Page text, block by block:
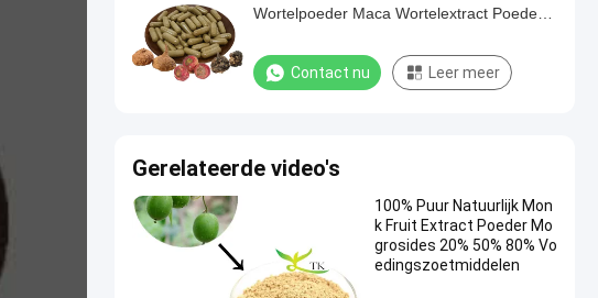
Wortelpoeder Maca Wortelextract Poeder
Contact nu Leer meer
Gerelateerde video's
100% Puur Natuurlijk Mon
k Fruit Extract Poeder Mo
grosides 20% 50% 80% Vo
edingszoetmiddelen